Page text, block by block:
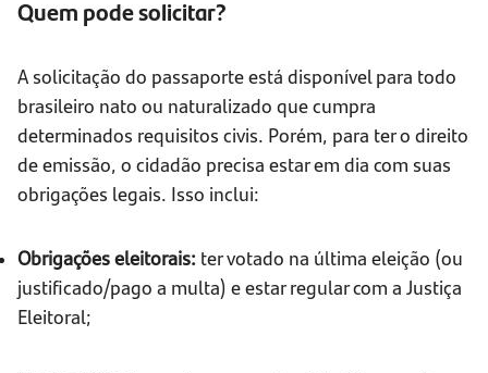
Quem pode solicitar?
A solicitação do passaporte está disponível para todo
brasileiro nato ou naturalizado que cumpra
determinados requisitos civis. Porém, para ter o direito
de emissão, o cidadão precisa estar em dia com suas
obrigações legais. Isso inclui:
Obrigações eleitorais: ter votado na última eleição (ou
justificado/pago a multa) e estar regular com a Justiça
Eleitoral;